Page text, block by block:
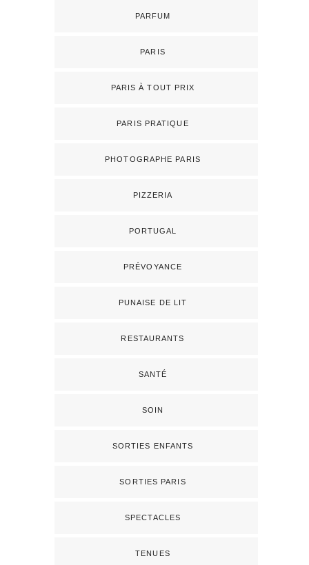
PARFUM
PARIS
PARIS À TOUT PRIX
PARIS PRATIQUE
PHOTOGRAPHE PARIS
PIZZERIA
PORTUGAL
PRÉVOYANCE
PUNAISE DE LIT
RESTAURANTS
SANTÉ
SOIN
SORTIES ENFANTS
SORTIES PARIS
SPECTACLES
TENUES